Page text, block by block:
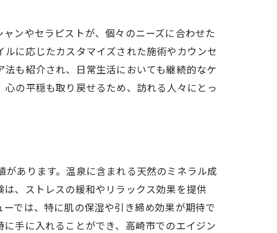
ンやセラピストが、個々のニーズに合わせた
に応じたカスタマイズされた施術やカウンセ
も紹介され、日常生活においても継続的なケ
の平穏も取り戻せるため、訪れる人々にとっ
あります。温泉に含まれる天然のミネラル成
、ストレスの緩和やリラックス効果を提供
では、特に肌の保湿や引き締め効果が期待で
手に入れることができ、高崎市でのエイジン